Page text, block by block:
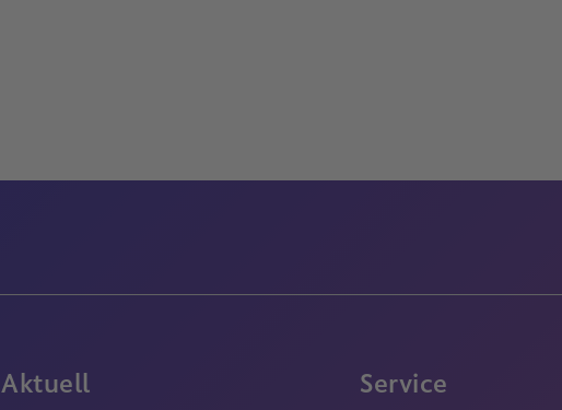
Aktuell Service